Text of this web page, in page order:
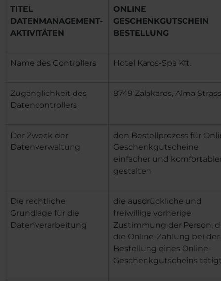
TITEL
DATENMANAGEMENT-
AKTIVITÄTEN
ONLINE
GESCHENKGUTSCHEIN
BESTELLUNG
Name des Controllers Hotel Karos-Spa Kft.
Zugänglichkeit des
Datencontrollers
8749 Zalakaros, Alma
Der Zweck der
Datenverwaltung
den Bestellprozess für
Geschenkgutscheine
einfacher und
gestalten
Die rechtliche
Grundlage für die
Datenverarbeitung
die ausdrückliche und
freiwillige vorherige
Zustimmung der Person,
die Online-Zahlung bei der
Bestellung eines Online-
Geschenkgutscheins